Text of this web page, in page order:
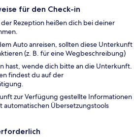
für den Check-in
Rezeption heißen dich bei deiner
Auto anreisen, sollten diese Unterkunft
(z. B. für eine Wegbeschreibung)
hast, wende dich bitte an die Unterkunft.
findest du auf der
zur Verfügung gestellte Informationen
automatischen Übersetzungstools